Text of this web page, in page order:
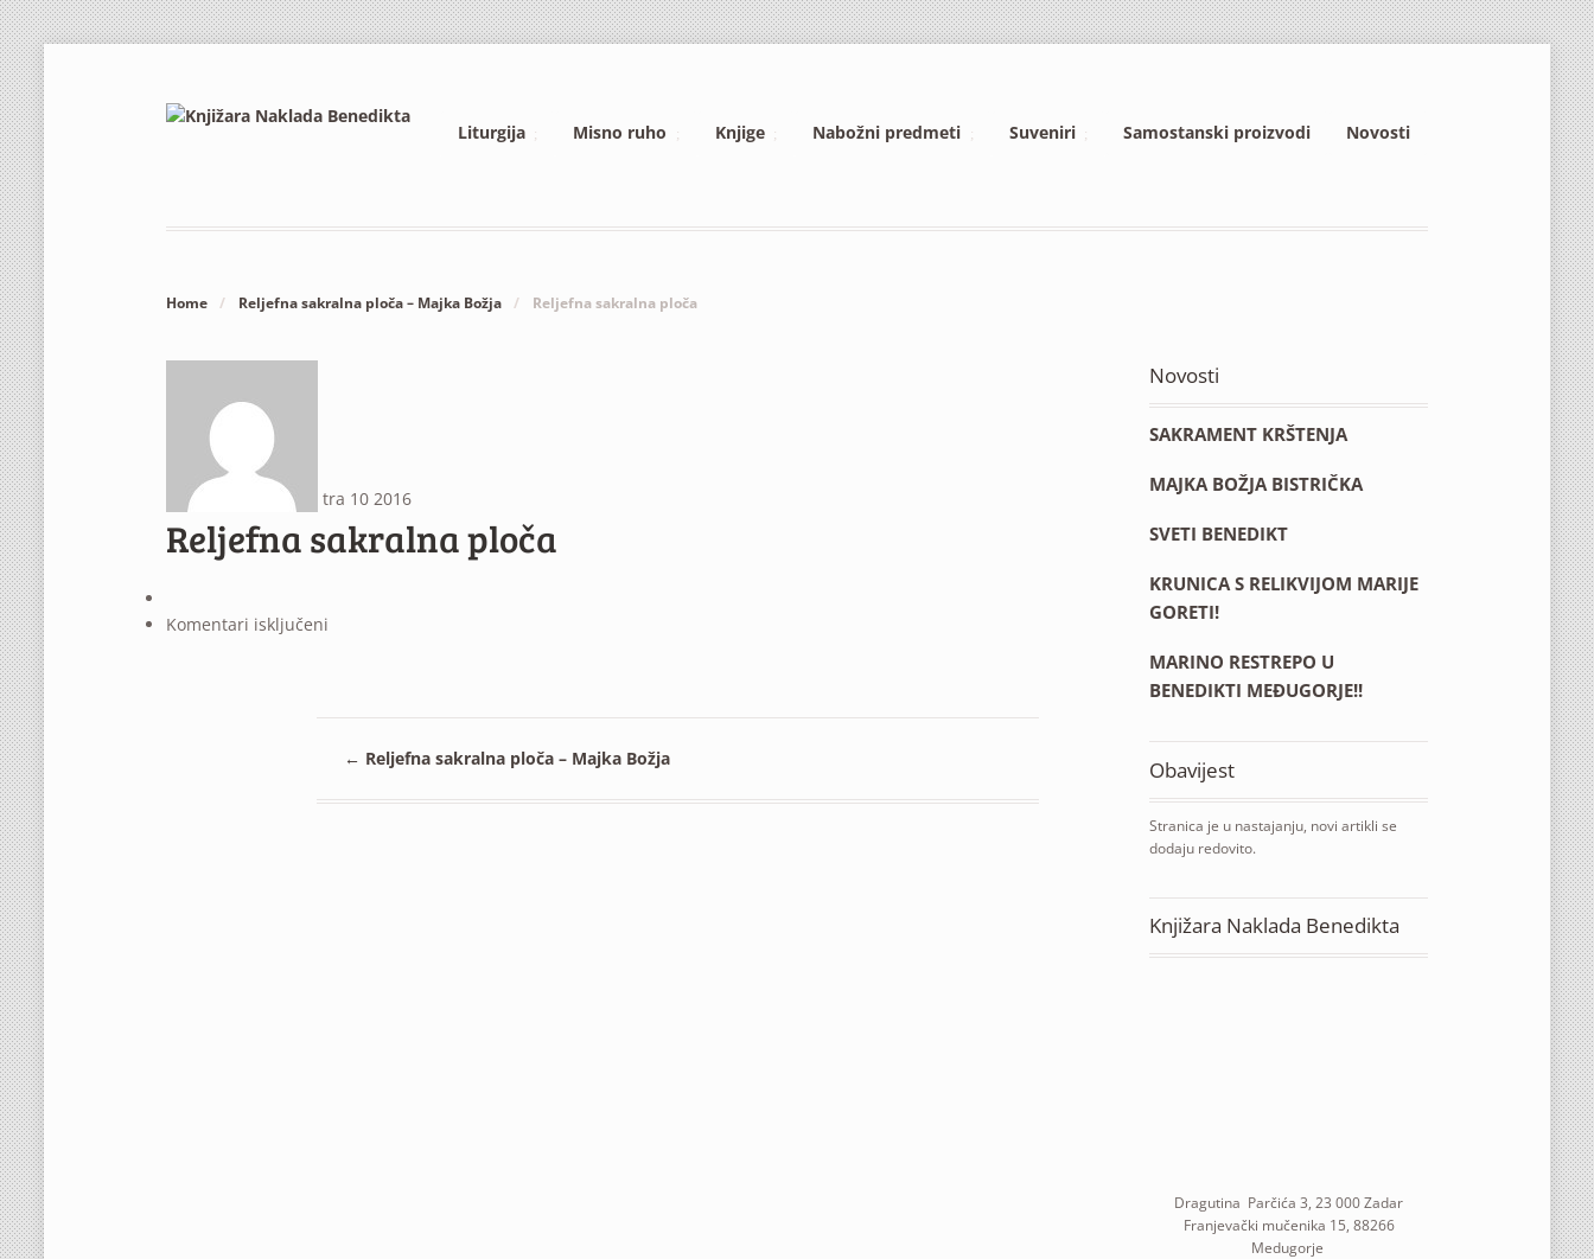
Liturgija Misno ruho Knjige Nabožni predmeti Suveniri Samostanski proizvodi Novosti
Home / Reljefna sakralna ploča – Majka Božja / Reljefna sakralna ploča
tra 10 2016
Reljefna sakralna ploča
Komentari isključeni
← Reljefna sakralna ploča – Majka Božja
Novosti
SAKRAMENT KRŠTENJA
MAJKA BOŽJA BISTRIČKA
SVETI BENEDIKT
KRUNICA S RELIKVIJOM MARIJE
GORETI!
MARINO RESTREPO U
BENEDIKTI MEĐUGORJE!!
Obavijest
Stranica je u nastajanju, novi artikli se
dodaju redovito.
Knjižara Naklada Benedikta
Dragutina Parčića 3, 23 000 Zadar
Franjevački mučenika 15, 88266
Medugorje